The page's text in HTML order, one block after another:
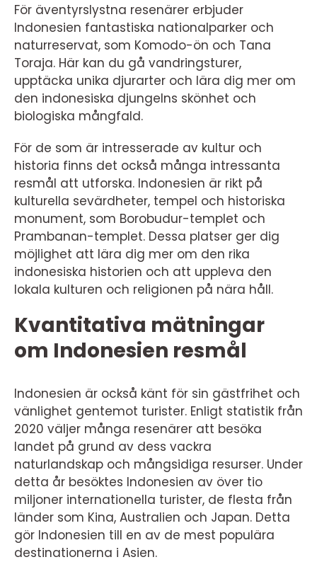
För äventyrslystna resenärer erbjuder
Indonesien fantastiska nationalparker och
naturreservat, som Komodo-ön och Tana
Toraja. Här kan du gå vandringsturer,
upptäcka unika djurarter och lära dig mer om
den indonesiska djungelns skönhet och
biologiska mångfald.
För de som är intresserade av kultur och
historia finns det också många intressanta
resmål att utforska. Indonesien är rikt på
kulturella sevärdheter, tempel och historiska
monument, som Borobudur-templet och
Prambanan-templet. Dessa platser ger dig
möjlighet att lära dig mer om den rika
indonesiska historien och att uppleva den
lokala kulturen och religionen på nära håll.
Kvantitativa mätningar
om Indonesien resmål
Indonesien är också känt för sin gästfrihet och
vänlighet gentemot turister. Enligt statistik från
2020 väljer många resenärer att besöka
landet på grund av dess vackra
naturlandskap och mångsidiga resurser. Under
detta år besöktes Indonesien av över tio
miljoner internationella turister, de flesta från
länder som Kina, Australien och Japan. Detta
gör Indonesien till en av de mest populära
destinationerna i Asien.